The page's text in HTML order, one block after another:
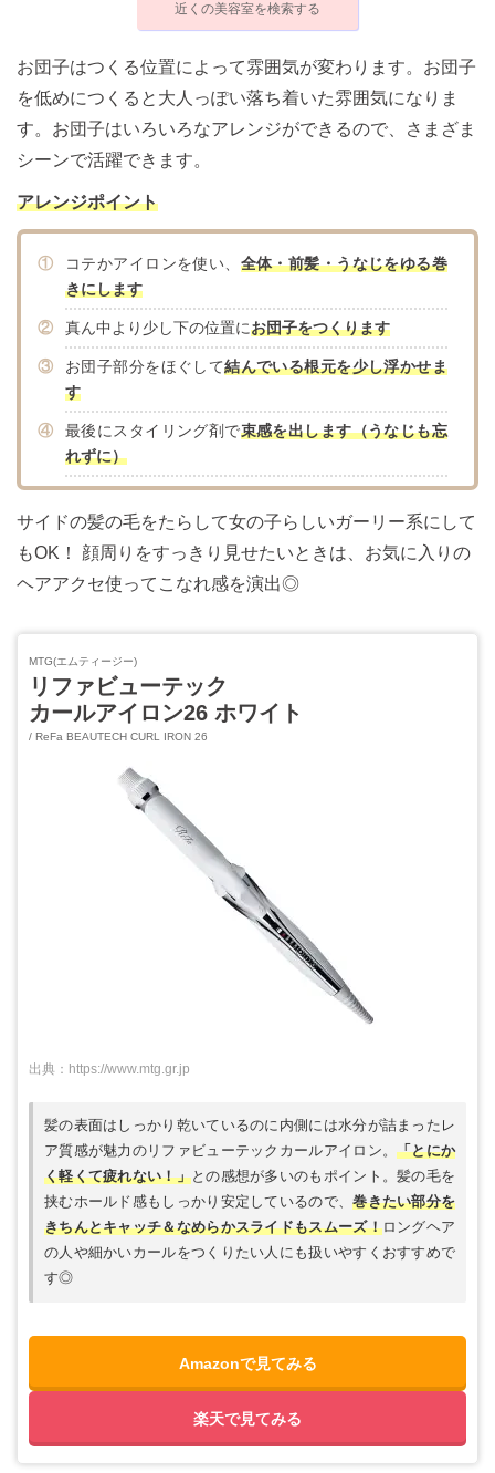
近くの美容室を検索する
お団子はつくる位置によって雰囲気が変わります。お団子
を低めにつくると大人っぽい落ち着いた雰囲気になりま
す。お団子はいろいろなアレンジができるので、さまざま
シーンで活躍できます。
アレンジポイント
① コテかアイロンを使い、 全体・前髪・うなじをゆる巻
きにします
② 真ん中より少し下の位置にお団子をつくります
③ お団子部分をほぐして結んでいる根元を少し浮かせま
す
④ 最後にスタイリング剤で束感を出します（うなじも忘
れずに）
サイドの髪の毛をたらして女の子らしいガーリー系にして
もOK！ 顔周りをすっきり見せたいときは、お気に入りの
ヘアアクセ使ってこなれ感を演出◎
MTG(エムティージー)
リファビューテック
カールアイロン26 ホワイト
/ ReFa BEAUTECH CURL IRON 26
出典：https://www.mtg.gr.jp
髪の表面はしっかり乾いているのに内側には水分が詰まったレ
ア質感が魅力のリファビューテックカールアイロン。「とにか
く軽くて疲れない！」との感想が多いのもポイント。髪の毛を
挟むホールド感もしっかり安定しているので、巻きたい部分を
きちんとキャッチ＆なめらかスライドもスムーズ！ロングヘア
の人や細かいカールをつくりたい人にも扱いやすくおすすめで
す◎
Amazonで見てみる
楽天で見てみる